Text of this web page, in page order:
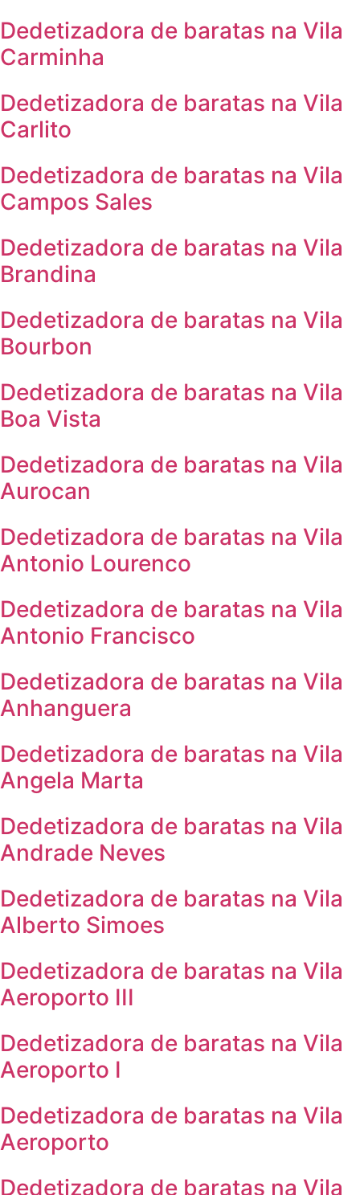
Dedetizadora de baratas na Vila
Carminha
Dedetizadora de baratas na Vila
Carlito
Dedetizadora de baratas na Vila
Campos Sales
Dedetizadora de baratas na Vila
Brandina
Dedetizadora de baratas na Vila
Bourbon
Dedetizadora de baratas na Vila
Boa Vista
Dedetizadora de baratas na Vila
Aurocan
Dedetizadora de baratas na Vila
Antonio Lourenco
Dedetizadora de baratas na Vila
Antonio Francisco
Dedetizadora de baratas na Vila
Anhanguera
Dedetizadora de baratas na Vila
Angela Marta
Dedetizadora de baratas na Vila
Andrade Neves
Dedetizadora de baratas na Vila
Alberto Simoes
Dedetizadora de baratas na Vila
Aeroporto III
Dedetizadora de baratas na Vila
Aeroporto I
Dedetizadora de baratas na Vila
Aeroporto
Dedetizadora de baratas na Vila